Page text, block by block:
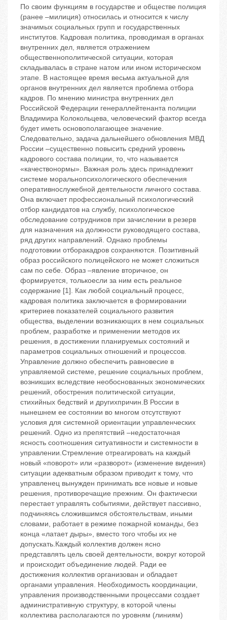
По своим функциям в государстве и обществе полиция
(ранее –милиция) относилась и относится к числу
значимых социальных групп и государственных
институтов. Кадровая политика, проводимая в органах
внутренних дел, является отражением
общественнополитической ситуации, которая
складывалась в стране натом или ином историческом
этапе. В настоящее время весьма актуальной для
органов внутренних дел является проблема отбора
кадров. По мнению министра внутренних дел
Российской Федерации генераллейтенанта полиции
Владимира Колокольцева, человеческий фактор всегда
будет иметь основополагающее значение.
Следовательно, задача дальнейшего обновления МВД
России –существенно повысить средний уровень
кадрового состава полиции, то, что называется
«качествонормы». Важная роль здесь принадлежит
системе моральнопсихологического обеспечения
оперативнослужебной деятельности личного состава.
Она включает профессиональный психологический
отбор кандидатов на службу, психологическое
обследование сотрудников при зачислении в резерв
для назначения на должности руководящего состава,
ряд других направлений. Однако проблемы
подготовкии отборакадров сохраняются. Позитивный
образ российского полицейского не может сложиться
сам по себе. Образ –явление вторичное, он
формируется, толькоесли за ним есть реальное
содержание [1]. Как любой социальный процесс,
кадровая политика заключается в формировании
критериев показателей социального развития
общества, выделении возникающих в нем социальных
проблем, разработке и применении методов их
решения, в достижении планируемых состояний и
параметров социальных отношений и процессов.
Управление должно обеспечить равновесие в
управляемой системе, решение социальных проблем,
возникших вследствие необоснованных экономических
решений, обострения политической ситуации,
стихийных бедствий и другихпричин.В России в
нынешнем ее состоянии во многом отсутствуют
условия для системной ориентации управленческих
решений. Одно из препятствий –недостаточная
ясность соотношения ситуативности и системности в
управлении.Стремление отреагировать на каждый
новый «поворот» или «разворот» (изменение видения)
ситуации адекватным образом приводит к тому, что
управленец вынужден принимать все новые и новые
решения, противоречащие прежним. Он фактически
перестает управлять событиями, действует пассивно,
подчиняясь сложившимся обстоятельствам, иными
словами, работает в режиме пожарной команды, без
конца «латает дыры», вместо того чтобы их не
допускать.Каждый коллектив должен ясно
представлять цель своей деятельности, вокруг которой
и происходит объединение людей. Ради ее
достижения коллектив организован и обладает
органами управления. Необходимость координации,
управления производственными процессами создает
административную структуру, в которой члены
коллектива располагаются по уровням (линиям)